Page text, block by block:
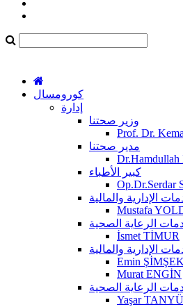
كورومسال
إدارة
وزير صحتنا
Prof. Dr.
مدير صحتنا
كبير الأطباء
Op.Dr.Serdar
الإدارية والمالية
Mustafa
الرعاية الصحية
İsmet TİMUR
الإدارية والمالية
Emin
Murat ENGİN
الرعاية الصحية
Yaşar